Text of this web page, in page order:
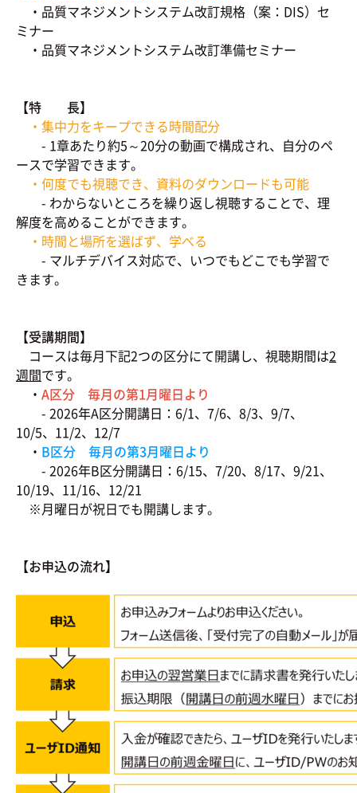
・品質マネジメントシステム改訂規格（案：DIS）セ
ミナー
・品質マネジメントシステム改訂準備セミナー
【特 長】
・集中力をキープできる時間配分
- 1章あたり約5～20分の動画で構成され、自分のペ
ースで学習できます。
・何度でも視聴でき、資料のダウンロードも可能
- わからないところを繰り返し視聴することで、理
解度を高めることができます。
・時間と場所を選ばず、学べる
- マルチデバイス対応で、いつでもどこでも学習で
きます。
【受講期間】
コースは毎月下記2つの区分にて開講し、視聴期間は2
週間です。
・ A区分 毎月の第1月曜日より
- 2026年A区分開講日：6/1、7/6、8/3、9/7、
10/5、11/2、12/7
・ B区分 毎月の第3月曜日より
- 2026年B区分開講日：6/15、7/20、8/17、9/21、
10/19、11/16、12/21
※月曜日が祝日でも開講します。
【お申込の流れ】